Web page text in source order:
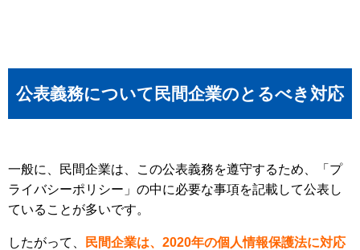
公表義務について民間企業のとるべき対応
一般に、民間企業は、この公表義務を遵守するため、「プ
ライバシーポリシー」の中に必要な事項を記載して公表し
ていることが多いです。
したがって、 民間企業は、2020年の個人情報保護法に対応